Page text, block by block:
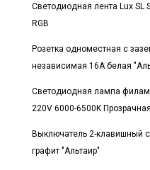
Светодиодная лента Lux SL
RGB
Розетка одноместная с
независимая 16А белая
Светодиодная лампа
220V 6000-6500K
Выключатель 2-клавишный
графит "Альтаир"